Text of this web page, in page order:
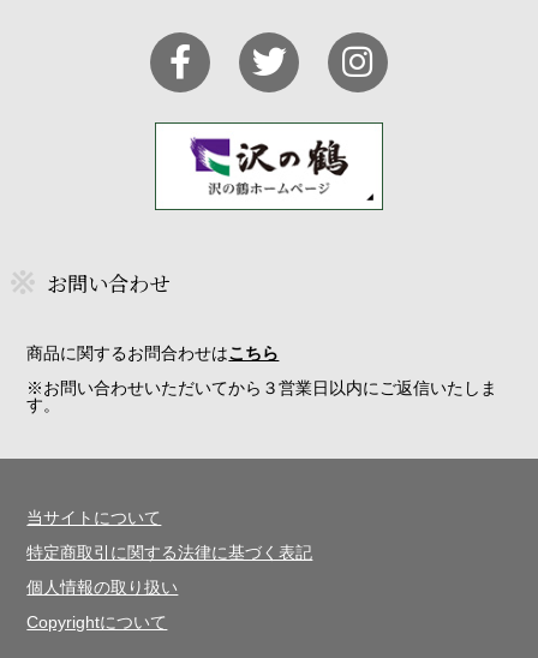
お問い合わせ
商品に関するお問合わせはこちら
※お問い合わせいただいてから３営業日以内にご返信いたしま
す。
当サイトについて
特定商取引に関する法律に基づく表記
個人情報の取り扱い
Copyrightについて